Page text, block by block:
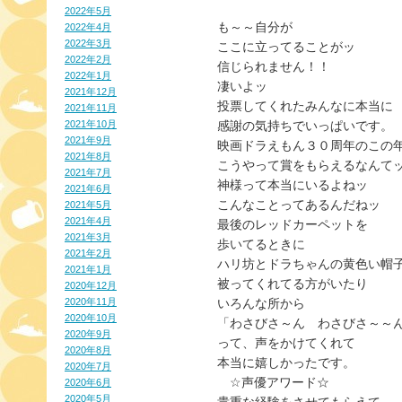
2022年5月
2022年4月
2022年3月
2022年2月
2022年1月
2021年12月
2021年11月
2021年10月
2021年9月
2021年8月
2021年7月
2021年6月
2021年5月
2021年4月
2021年3月
2021年2月
2021年1月
2020年12月
2020年11月
2020年10月
2020年9月
2020年8月
2020年7月
2020年6月
2020年5月
も～～自分が
ここに立ってることがッ
信じられません！！
凄いよッ
投票してくれたみんなに本当に
感謝の気持ちでいっぱいです。
映画ドラえもん３０周年のこの
こうやって賞をもらえるなんて
神様って本当にいるよねッ
こんなことってあるんだねッ
最後のレッドカーペットを
歩いてるときに
ハリ坊とドラちゃんの黄色い帽
被ってくれてる方がいたり
いろんな所から
「わさびさ～ん　わさびさ～～ん
って、声をかけてくれて
本当に嬉しかったです。
☆声優アワード☆